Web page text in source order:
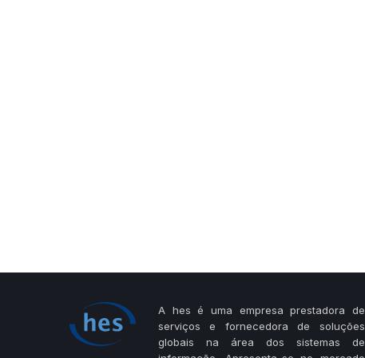
A hes é uma empresa prestadora de
serviços e fornecedora de soluções
globais na área dos sistemas de